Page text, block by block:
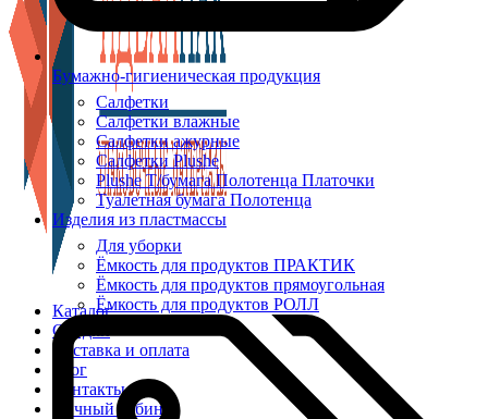
Каталог
Скидки
Доставка и оплата
Блог
Контакты
Личный кабинет
Бумажно-гигиеническая продукция
Салфетки
Салфетки влажные
Салфетки ажурные
Салфетки Plushe
Plushe Т/бумага Полотенца Платочки
Туалетная бумага Полотенца
Изделия из пластмассы
Для уборки
Ёмкость для продуктов ПРАКТИК
Ёмкость для продуктов прямоугольная
Ёмкость для продуктов РОЛЛ